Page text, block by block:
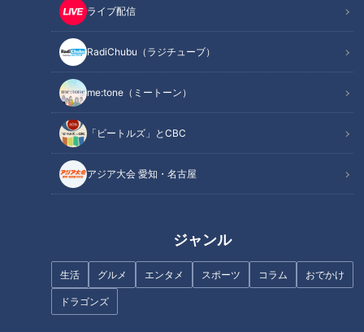
ライブ配信
RadiChubu（ラジチューブ）
me:tone（ミートーン）
「ビートルズ」とCBC
アジア大会 愛知・名古屋
ジャンル
生活 グルメ エンタメ スポーツ コラム おでかけ
ドラゴンズ
身近な健康問題とその改善法を、様々なテーマで紹介する番組
『健康カプセル！ゲンキの時間』。
メインMCに石丸幹二さん、サブMCは坂下千里子さんです。
今回のテーマは「～朝の異変は要注意!?～ブラックタイムに潜
」
朝は、1日のうちでさまざまな病気や症状が起きやすい危険な
時間帯「ブラックタイム」と言われています。その症状のなか
回は、朝に起こる身体の異変について専門医に教えてもらいま